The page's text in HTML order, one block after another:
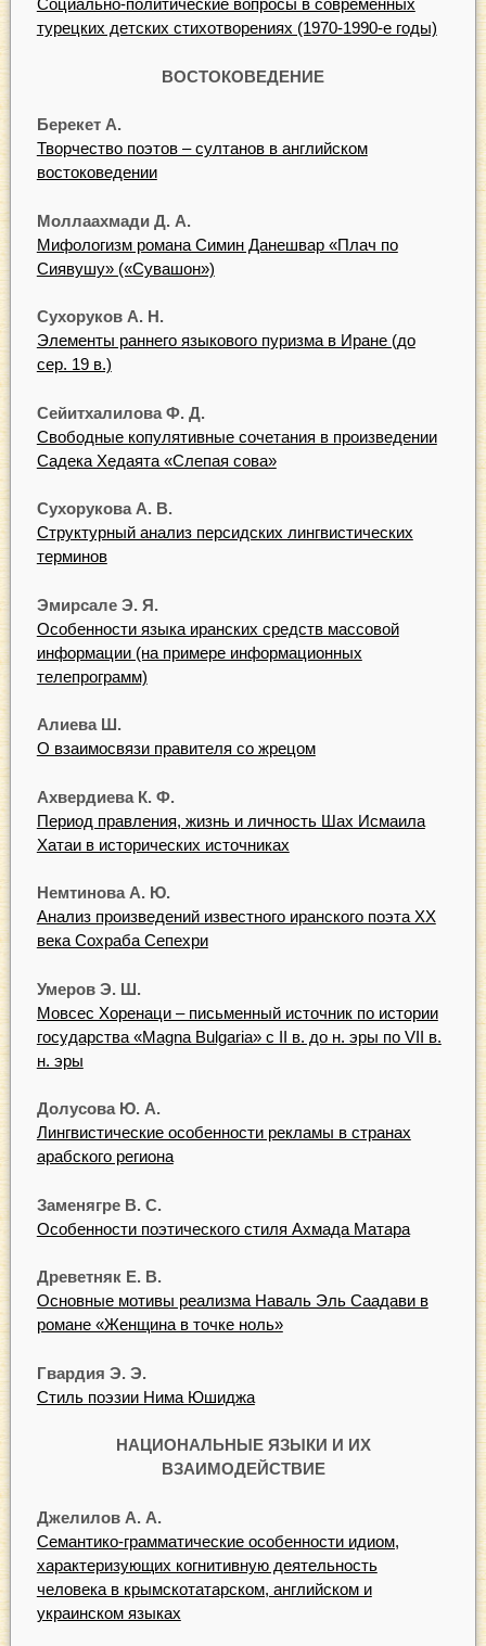
Социально-политические вопросы в современных
турецких детских стихотворениях (1970-1990-е годы)
ВОСТОКОВЕДЕНИЕ
Берекет А.
Творчество поэтов – султанов в английском
востоковедении
Моллаахмади Д. А.
Мифологизм романа Симин Данешвар «Плач по
Сиявушу» («Сувашон»)
Сухоруков А. Н.
Элементы раннего языкового пуризма в Иране (до
сер. 19 в.)
Сейитхалилова Ф. Д.
Свободные копулятивные сочетания в произведении
Садека Хедаята «Слепая сова»
Сухорукова А. В.
Структурный анализ персидских лингвистических
терминов
Эмирсале Э. Я.
Особенности языка иранских средств массовой
информации (на примере информационных
телепрограмм)
Алиева Ш.
О взаимосвязи правителя со жрецом
Ахвердиева К. Ф.
Период правления, жизнь и личность Шах Исмаила
Хатаи в исторических источниках
Немтинова А. Ю.
Анализ произведений известного иранского поэта XX
века Сохраба Сепехри
Умеров Э. Ш.
Мовсес Хоренаци – письменный источник по истории
государства «Magna Bulgaria» с II в. до н. эры по VII в.
н. эры
Долусова Ю. А.
Лингвистические особенности рекламы в странах
арабского региона
Заменягре В. С.
Особенности поэтического стиля Ахмада Матара
Древетняк Е. В.
Основные мотивы реализма Наваль Эль Саадави в
романе «Женщина в точке ноль»
Гвардия Э. Э.
Стиль поэзии Нима Юшиджа
НАЦИОНАЛЬНЫЕ ЯЗЫКИ И ИХ
ВЗАИМОДЕЙСТВИЕ
Джелилов А. А.
Семантико-грамматические особенности идиом,
характеризующих когнитивную деятельность
человека в крымскотатарском, английском и
украинском языках